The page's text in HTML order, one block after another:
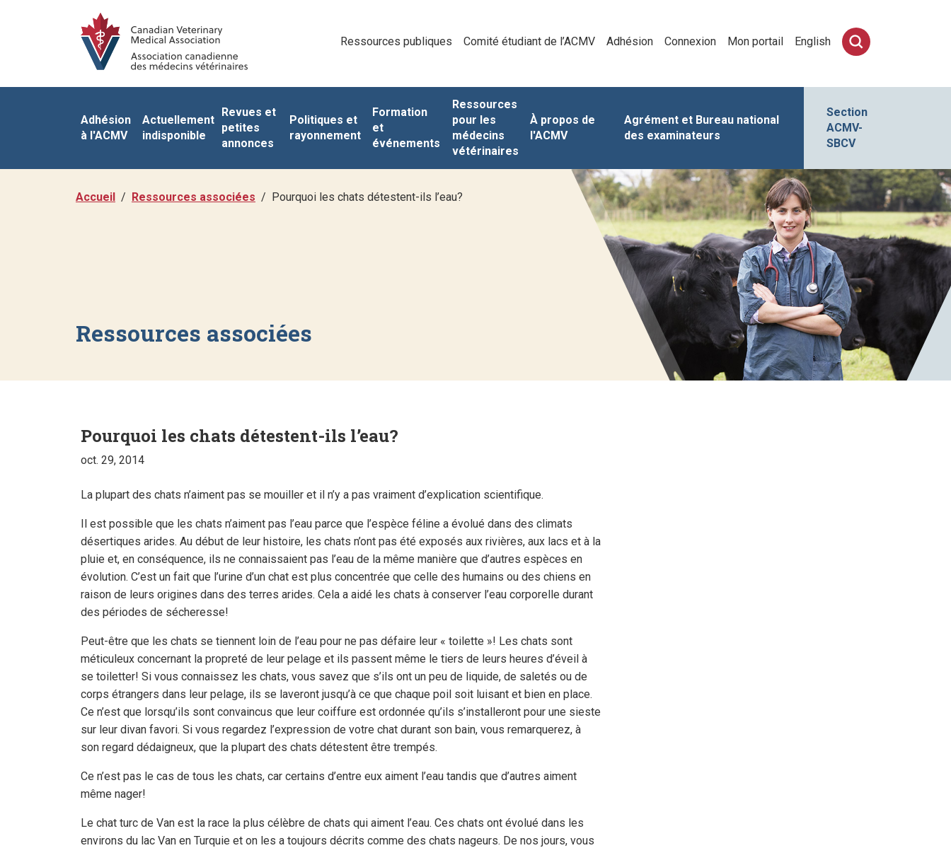
Ressources publiques Comité étudiant de l’ACMV Adhésion Connexion Mon portail English
Adhésion
à l'ACMV
Actuellement
indisponible
Revues et
petites
annonces
Politiques et
rayonnement
Formation
et
événements
Ressources
pour les
médecins
vétérinaires
À propos de
l'ACMV
Agrément et Bureau national
des examinateurs
Section
ACMV-
SBCV
Accueil Ressources associées Pourquoi les chats détestent-ils l’eau?
Ressources associées
Pourquoi les chats détestent-ils l’eau?
oct. 29, 2014
La plupart des chats n’aiment pas se mouiller et il n’y a pas vraiment d’explication scientifique.
Il est possible que les chats n’aiment pas l’eau parce que l’espèce féline a évolué dans des climats
désertiques arides. Au début de leur histoire, les chats n’ont pas été exposés aux rivières, aux lacs et à la
pluie et, en conséquence, ils ne connaissaient pas l’eau de la même manière que d’autres espèces en
évolution. C’est un fait que l’urine d’un chat est plus concentrée que celle des humains ou des chiens en
raison de leurs origines dans des terres arides. Cela a aidé les chats à conserver l’eau corporelle durant
des périodes de sécheresse!
Peut-être que les chats se tiennent loin de l’eau pour ne pas défaire leur « toilette »! Les chats sont
méticuleux concernant la propreté de leur pelage et ils passent même le tiers de leurs heures d’éveil à
se toiletter! Si vous connaissez les chats, vous savez que s’ils ont un peu de liquide, de saletés ou de
corps étrangers dans leur pelage, ils se laveront jusqu’à ce que chaque poil soit luisant et bien en place.
Ce n’est que lorsqu’ils sont convaincus que leur coiffure est ordonnée qu’ils s’installeront pour une sieste
sur leur divan favori. Si vous regardez l’expression de votre chat durant son bain, vous remarquerez, à
son regard dédaigneux, que la plupart des chats détestent être trempés.
Ce n’est pas le cas de tous les chats, car certains d’entre eux aiment l’eau tandis que d’autres aiment
même nager!
Le chat turc de Van est la race la plus célèbre de chats qui aiment l’eau. Ces chats ont évolué dans les
environs du lac Van en Turquie et on les a toujours décrits comme des chats nageurs. De nos jours, vous